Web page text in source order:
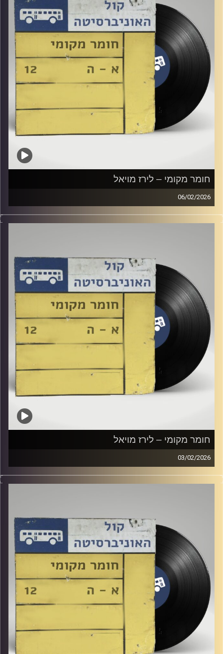
חומר מקומי – לירז מויאל
06/02/2026
שעה של מוזיקה ישראלית עם לירז מויאל
חומר מקומי – לירז מויאל
03/02/2026
שעה של מוזיקה ישראלית עם לירז מויאל